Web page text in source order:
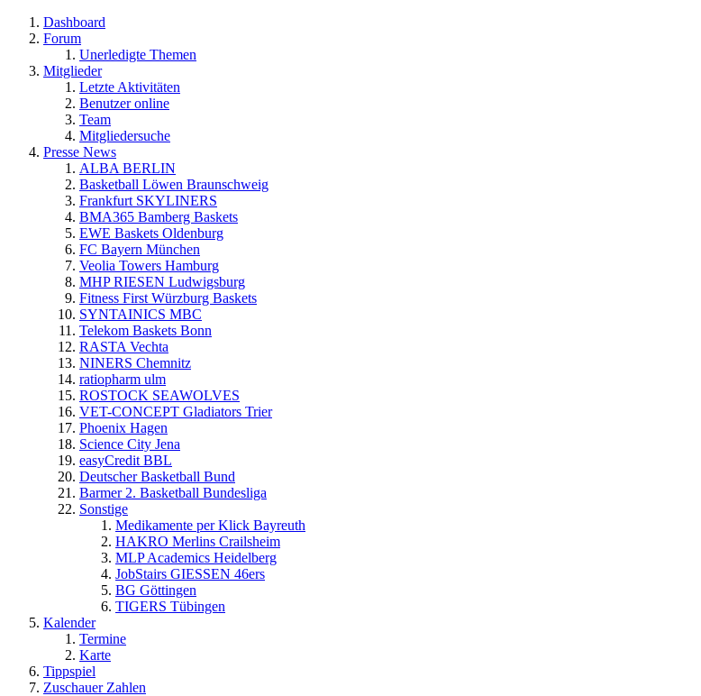
Dashboard
Forum
Unerledigte Themen
Mitglieder
Letzte Aktivitäten
Benutzer online
Team
Mitgliedersuche
Presse News
ALBA BERLIN
Basketball Löwen Braunschweig
Frankfurt SKYLINERS
BMA365 Bamberg Baskets
EWE Baskets Oldenburg
FC Bayern München
Veolia Towers Hamburg
MHP RIESEN Ludwigsburg
Fitness First Würzburg Baskets
SYNTAINICS MBC
Telekom Baskets Bonn
RASTA Vechta
NINERS Chemnitz
ratiopharm ulm
ROSTOCK SEAWOLVES
VET-CONCEPT Gladiators Trier
Phoenix Hagen
Science City Jena
easyCredit BBL
Deutscher Basketball Bund
Barmer 2. Basketball Bundesliga
Sonstige
Medikamente per Klick Bayreuth
HAKRO Merlins Crailsheim
MLP Academics Heidelberg
JobStairs GIESSEN 46ers
BG Göttingen
TIGERS Tübingen
Kalender
Termine
Karte
Tippspiel
Zuschauer Zahlen